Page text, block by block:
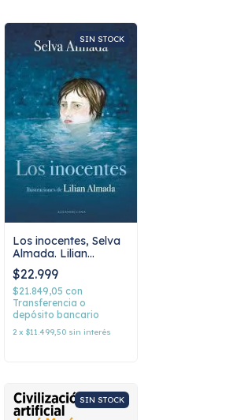
SIN STOCK
Los inocentes, Selva
Almada. Lilian
Almada
$22.999
$21.849,05 con
Transferencia o
depósito bancario
2 x $11.499,50 sin interés
SIN STOCK